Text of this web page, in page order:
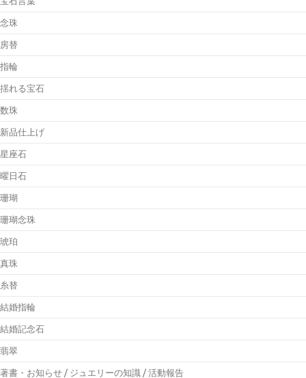
念珠
房替
指輪
揺れる宝石
数珠
新品仕上げ
星座石
曜日石
珊瑚
珊瑚念珠
琥珀
真珠
糸替
結婚指輪
結婚記念石
翡翠
著書・お知らせ / ジュエリーの知識 / 活動報告